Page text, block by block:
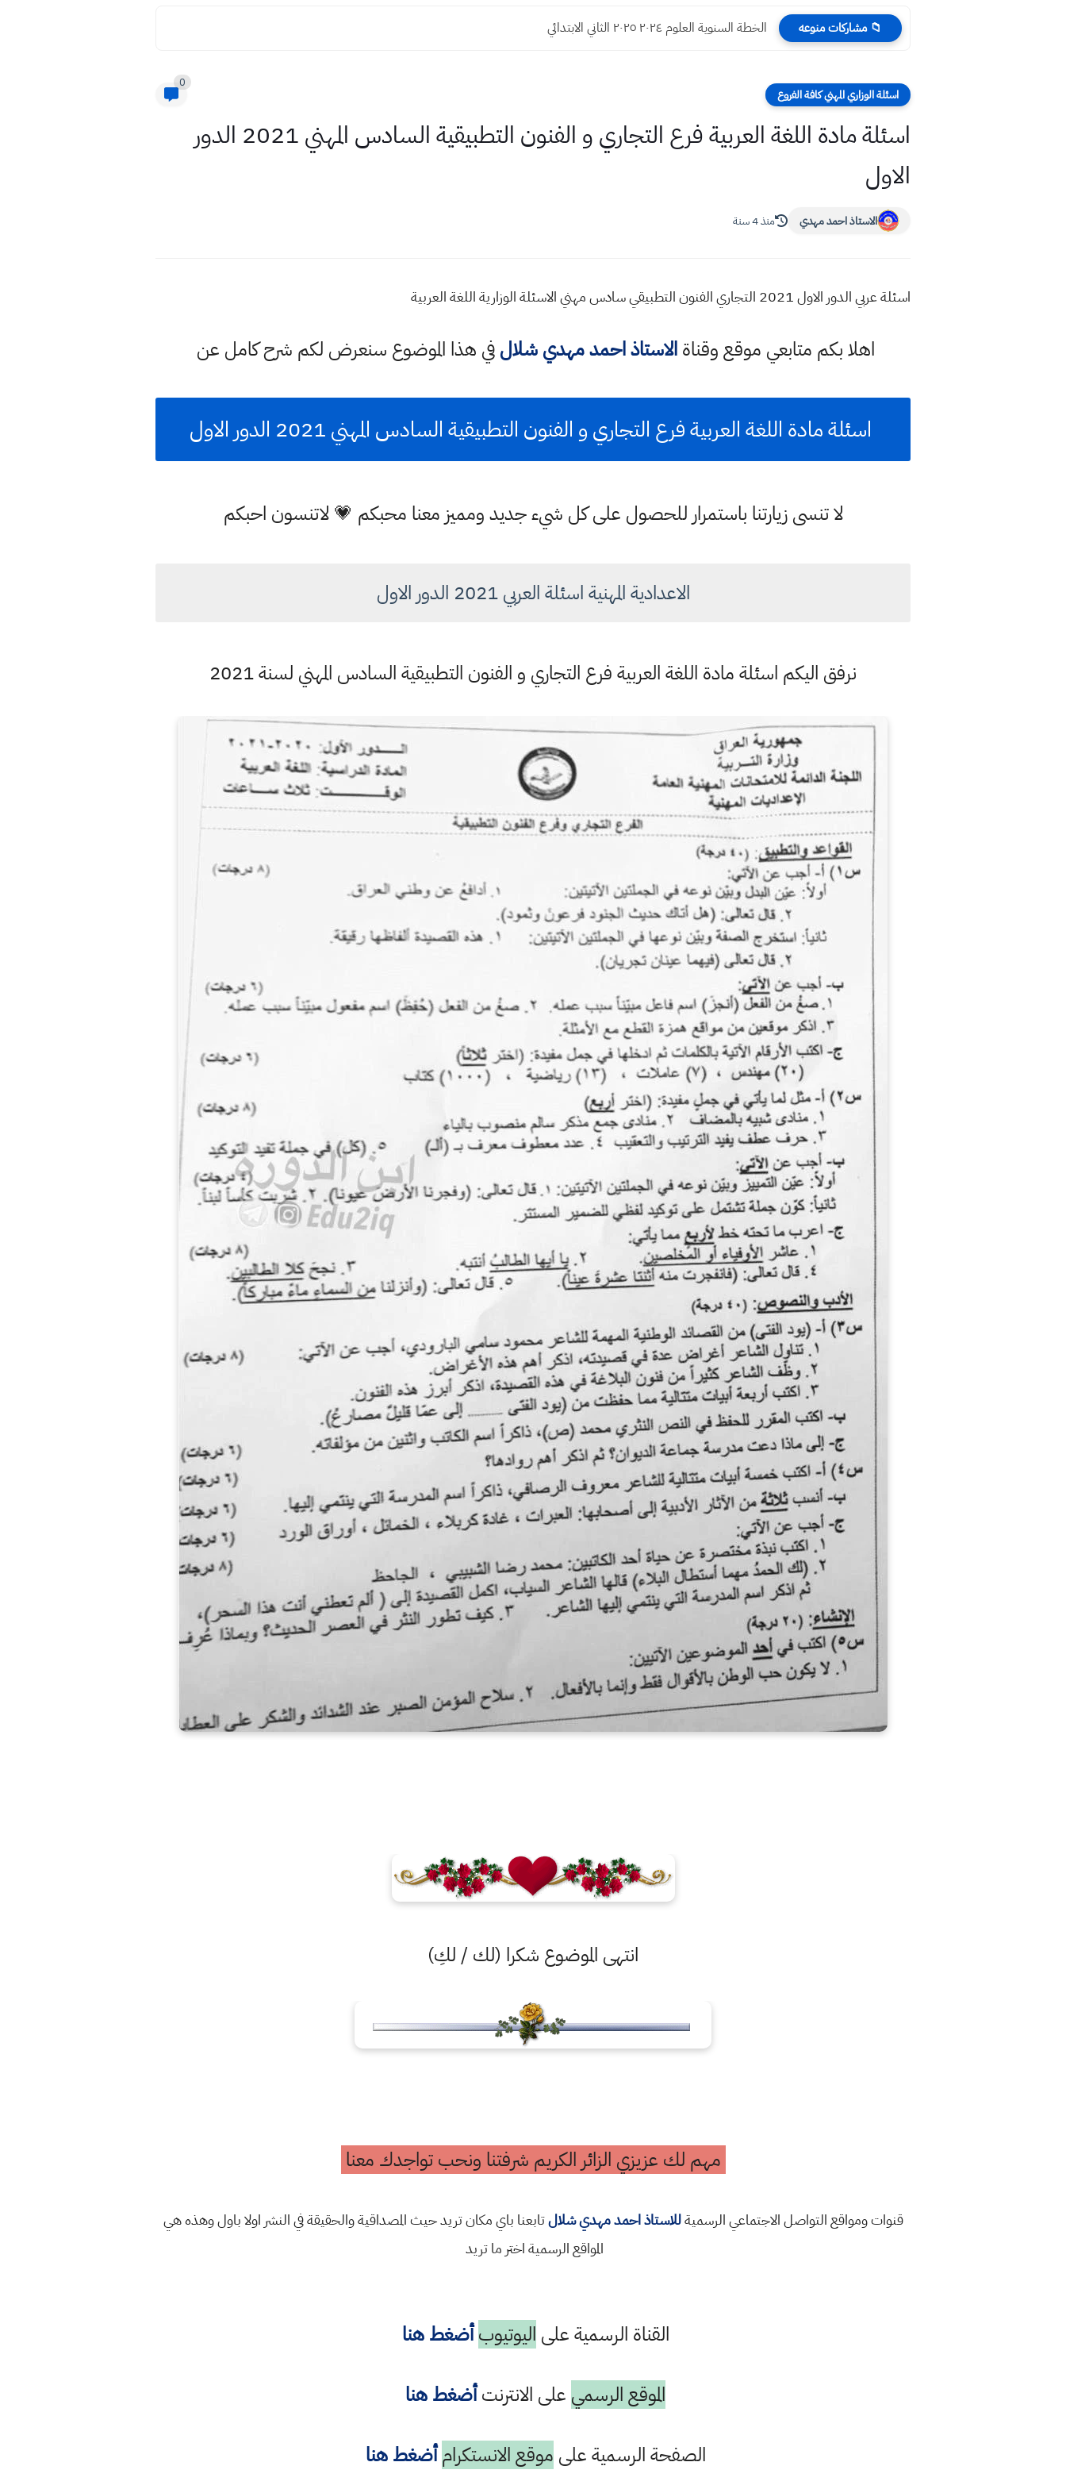
📁 مشاركات منوعه الخطة السنوية العلوم ٢٠٢٤ ٢٠٢٥ الأول الابتدائي
اسئلة الوزاري المهني كافة الفروع
0
اسئلة مادة اللغة العربية فرع التجاري و الفنون التطبيقية السادس المهني 2021 الدور
الاول
الاستاذ احمد مهدي منذ 4 سنة
اسئلة عربي الدور الاول 2021 التجاري الفنون التطبيقي سادس مهني الاسئلة الوزارية اللغة العربية
اهلا بكم متابعي موقع وقناةالاستاذ احمد مهدي شلالفي هذا الموضوع سنعرض لكم شرح كامل عن
اسئلة مادة اللغة العربية فرع التجاري و الفنون التطبيقية السادس المهني 2021 الدور الاول
لا تنسى زيارتنا باستمرار للحصول على كل شيء جديد ومميز معنا محبكم 💗 لاتنسون احبكم
الاعدادية المهنية اسئلة العربي 2021 الدور الاول
نرفق اليكم اسئلة مادة اللغة العربية فرع التجاري و الفنون التطبيقية السادس المهني لسنة 2021
انتهى الموضوع شكرا (لك / لكِ)
مهم لك عزيزي الزائر الكريم شرفتنا ونحب تواجدك معنا
قنوات ومواقع التواصل الاجتماعي الرسميةللاستاذ احمد مهدي شلالتابعنا باي مكان تريد حيث المصداقية والحقيقة في النشر اولا باول وهذه هي
المواقع الرسمية اختر ما تريد
القناة الرسمية على اليوتيوب أضغط هنا
الموقع الرسمي على الانترنتأضغط هنا
الصفحة الرسمية على موقع الانستكرام أضغط هنا